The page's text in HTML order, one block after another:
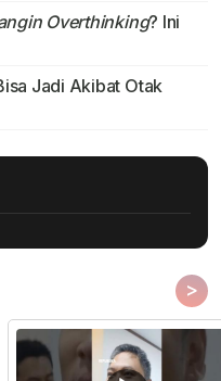
Overthinking? Ini
Jadi Akibat Otak
>